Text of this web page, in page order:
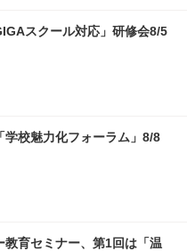
スクール対応」研修会8/5
学校魅力化フォーラム」8/8
教育セミナー、第1回は「温